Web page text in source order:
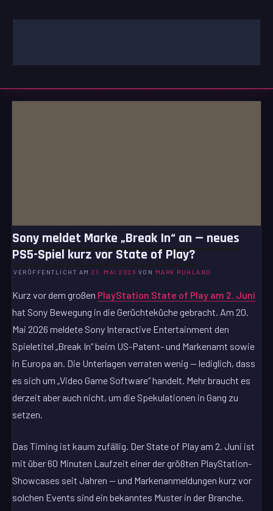
Inhalt
Sony meldet Marke „Break In“ an — neues
PS5-Spiel kurz vor State of Play?
VERÖFFENTLICHT AM21. MAI 2026 VON MARK RUHLAND
Kurz vor dem großen PlayStation State of Play am 2. Juni
hat Sony Bewegung in die Gerüchteküche gebracht. Am 20.
Mai 2026 meldete Sony Interactive Entertainment den
Spieletitel „Break In“ beim US-Patent- und Markenamt sowie
in Europa an. Die Unterlagen verraten wenig — lediglich, dass
es sich um „Video Game Software“ handelt. Mehr braucht es
derzeit aber auch nicht, um die Spekulationen in Gang zu
setzen.
Das Timing ist kaum zufällig. Der State of Play am 2. Juni ist
mit über 60 Minuten Laufzeit einer der größten PlayStation-
Showcases seit Jahren — und Markenanmeldungen kurz vor
solchen Events sind ein bekanntes Muster in der Branche.